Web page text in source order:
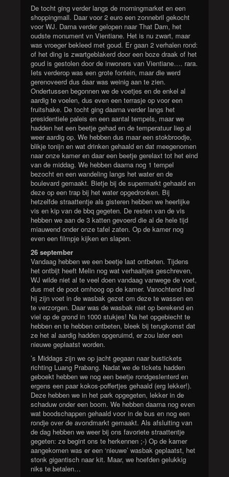
De tocht ging verder langs de morningmarket en een
shoppingmall. Daar voor 2 euro een zonnebril gekocht
voor WJ. Darna verder gelopen naar That Dam, het
oudste monument vn Vientiane. Het is nu zwart, maar
was vroeger bekleed met goud. Er gaan 2 verhalen rond:
of het ding is zwartgeblakerd door een boze draak of het
goud is gestolen door de inwoners van Vientiane…. rara.
Iets verderop was een grote fontein, maar die werd
gerenoveerd dus daar was weinig aan te zien.
Ondertussen begonnen we de voetjes en de enkel al
aardig te voelen, dus even een terrasje op voor een
fruitshake. De tocht ging daarna verder langs het
presidentiele paleis en een aantal tempels, maar we
hadden het een beetje gehad en de temperatuur liep al
weer aardig op. We hebben dus maar een stokbroodje,
blikje tonijn en wat drinken gehaald en dat meegenomen
naar onze kamer en daar een beetje gerelaxt tot het eind
van de middag. We hebben daarna nog 1 tempel
bezocht en een wandeling langs het water en de
boulevard gemaakt. Bietje bij de supermarkt gehaald en
deze op een trap bij het water opgedronken. Bij
hetzelfde straattentje als gisteren hebben we heerlijke
vis en kip van de bbq gegeten. De resten van de vis
hebben we aan de 3 katten gevoerd die al de hele tijd
miauwend onder onze tafel zaten. Op de kamer nog
even een filmpje kijken en slapen.
26 september
Vandaag hebben we een beetje laat ontbeten. Tijdens
het ontbijt heeft Melin nog wat verhaaltjes geschreven,
WJ wilde niet al te veel doen vandaag vanwege de voet,
dus met de poot omhoog op de kamer. Vanochtend had
hij zijn voet in de wasbak gezet om deze te wassen en
te verzorgen. Daar was de wasbak niet op berekend en
viel op de grond in 1000 stukjes! Na het opgebiecht te
hebben en te hebben ontbeten, bleek bij terugkomst dat
ze het al aardig hadden opgeruimd, er zou later een
nieuwe geplaatst worden.
’s Middags zijn we op jacht gegaan naar bustickets
richting Luang Prabang. Nadat we de tickets hadden
geboekt hebben we nog een beetje rondgeslenterd en
ergens een paar kokos-poffertjes gehaald (erg lekker!).
Deze hebben we in het park opgegeten, lekker in de
schaduw onder een boom. We hebben daarna nog even
wat boodschappen gehaald voor in de bus en nog een
rondje over de avondmarkt gemaakt. Als afsluiting van
de dag hebben we weer bij ons favoriete straattentje
gegeten: ze begint ons te herkennen ;-) Op de kamer
aangekomen was er een ‘nieuwe’ wasbak geplaatst, het
stonk gigantisch naar kit. Maar, we hoefden gelukkig
niks te betalen…